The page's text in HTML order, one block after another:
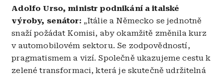
Adolfo Urso, ministr podnikání a italské
výroby, senátor: „Itálie a Německo se jednotně
snaží požádat Komisi, aby okamžitě změnila kurz
v automobilovém sektoru. Se zodpovědností,
pragmatismem a vizí. Společně ukazujeme cestu k
zelené transformaci, která je skutečně udržitelná